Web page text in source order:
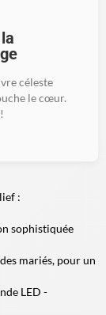
céleste
le cœur.
:
sophistiquée
mariés, pour un
LED -